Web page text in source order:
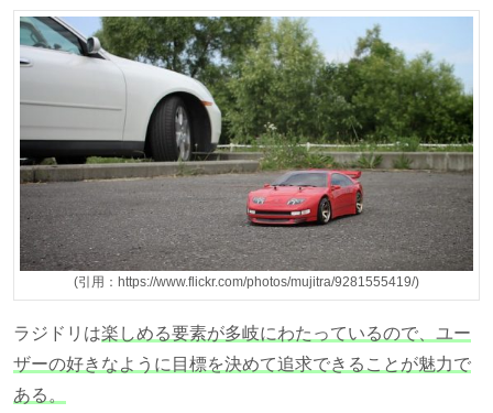
(引用：https://www.flickr.com/photos/mujitra/9281555419/)
ラジドリは楽しめる要素が多岐にわたっているので、ユー
ザーの好きなように目標を決めて追求できることが魅力で
ある。